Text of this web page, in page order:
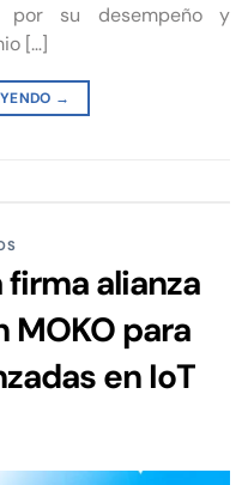
por su desempeño y
[…]
→
firma alianza
para
en IoT